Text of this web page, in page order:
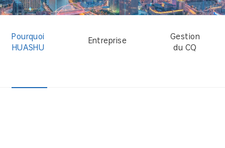
Pourquoi
HUASHU
Entreprise
Gestion
du CQ